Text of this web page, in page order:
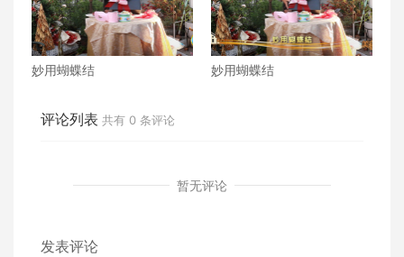
妙用蝴蝶结 妙用蝴蝶结
评论列表 共有 0 条评论
暂无评论
发表评论